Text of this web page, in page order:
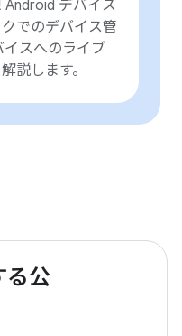
Android デバイス
でのデバイス管
スへのライブ
説します。
る公